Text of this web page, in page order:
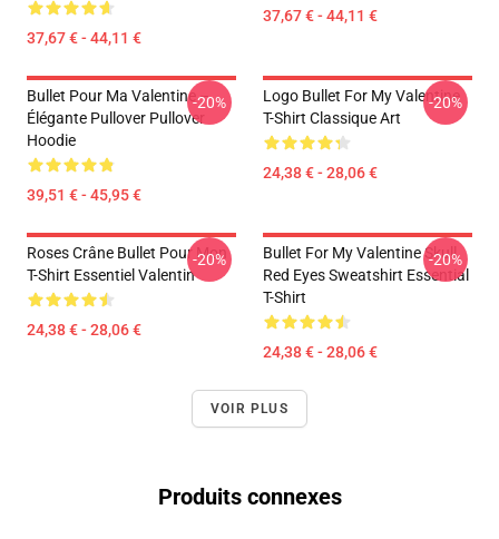
37,67 € - 44,11 €
37,67 € - 44,11 €
Bullet Pour Ma Valentine –
Élégante Pullover Pullover
Hoodie
39,51 € - 45,95 €
-20%
Logo Bullet For My Valentine
T-Shirt Classique Art
24,38 € - 28,06 €
-20%
Roses Crâne Bullet Pour Mon
T-Shirt Essentiel Valentin
24,38 € - 28,06 €
-20%
Bullet For My Valentine Skull
Red Eyes Sweatshirt Essential
T-Shirt
24,38 € - 28,06 €
-20%
VOIR PLUS
Produits connexes